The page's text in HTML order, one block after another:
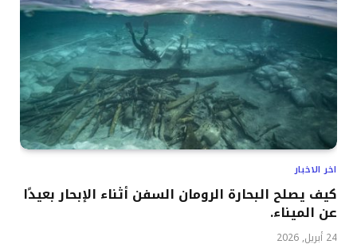
اخر الاخبار
كيف يصلح البحارة الرومان السفن أثناء الإبحار بعيدًا
عن الميناء.
24 أبريل, 2026